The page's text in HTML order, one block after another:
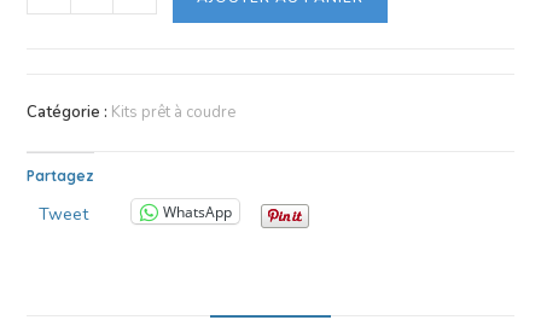
Catégorie : Kits prêt à coudre
Partagez
Tweet WhatsApp